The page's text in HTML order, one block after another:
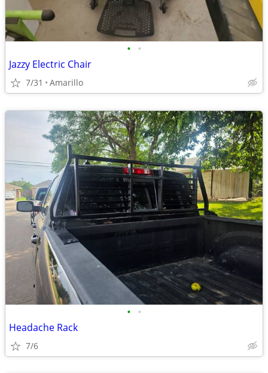
• •
Jazzy Electric Chair
7/31 Amarillo
• •
Headache Rack
7/6